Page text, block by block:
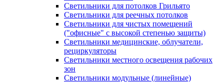
Светильники для потолков Грильято
Светильники для реечных потолков
Светильники для чистых помещений
("офисные" с высокой степенью защиты)
Светильники медицинские, облучатели,
рециркуляторы
Светильники местного освещения рабочих
зон
Светильники модульные (линейные)